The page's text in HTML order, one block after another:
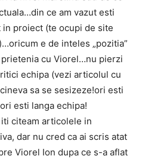
ce am vazut esti
proiect (te ocupi de site
e de inteles „pozitia”
cu Viorel…nu pierzi
echipa (vezi articolul cu
sa se sesizeze!ori esti
esti langa echipa!
citeam articolele in
dar nu cred ca ai scris atat
Viorel Ion dupa ce s-a aflat